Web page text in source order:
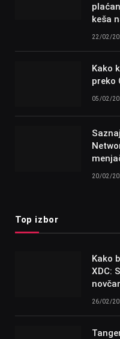
keša
22/02/
Kako
preko
05/02/
20/02/
Top izbor
Kako
XDC:
26/02/